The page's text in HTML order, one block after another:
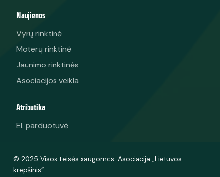
Naujienos
Vyrų rinktinė
Moterų rinktinė
Jaunimo rinktinės
Asociacijos veikla
Atributika
El. parduotuvė
© 2025 Visos teisės saugomos. Asociacija „Lietuvos
krepšinis“